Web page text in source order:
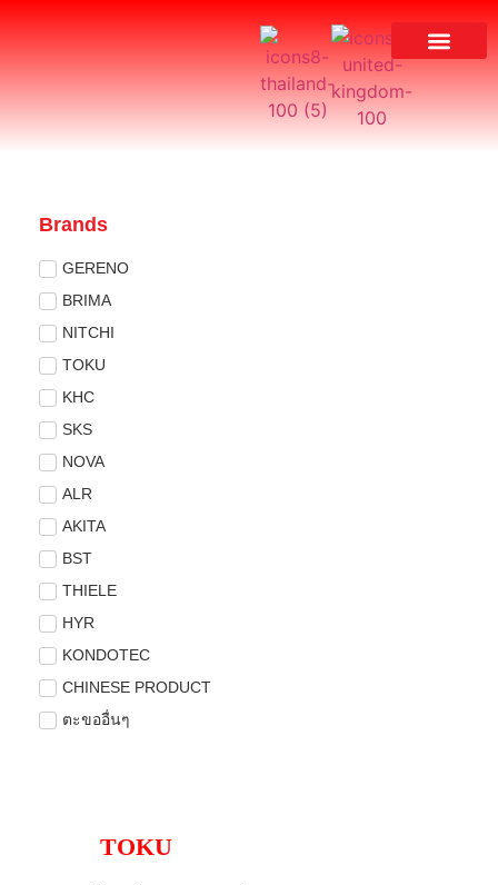
Brands
GERENO
BRIMA
NITCHI
TOKU
KHC
SKS
NOVA
ALR
AKITA
BST
THIELE
HYR
KONDOTEC
CHINESE PRODUCT
ตะขออื่นๆ
TOKU